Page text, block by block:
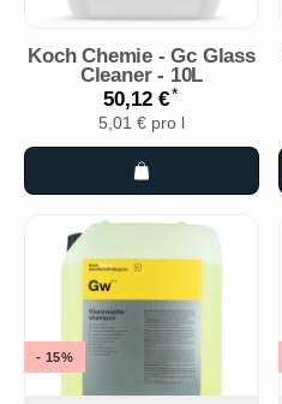
Koch Chemie - Gc Glass
Cleaner - 10L
50,12 €*
5,01 € pro l
- 15%